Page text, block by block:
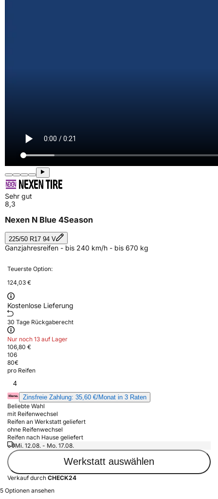
Sehr gut
8,3
Nexen N Blue 4Season
225/50 R17 94 V
Ganzjahresreifen - bis 240 km/h - bis 670 kg
Teuerste Option:
124,03 €
Kostenlose Lieferung
30 Tage Rückgaberecht
Nur noch 13 auf Lager
106,80 €
106
80€
pro Reifen
4
Zinsfreie Zahlung: 35,60 €/Monat in 3 Raten
Beliebte Wahl
mit Reifenwechsel
Reifen an Werkstatt geliefert
ohne Reifenwechsel
Reifen nach Hause geliefert
Mi. 12.08. - Mo. 17.08.
Werkstatt auswählen
Verkauf durch CHECK24
5 Optionen ansehen